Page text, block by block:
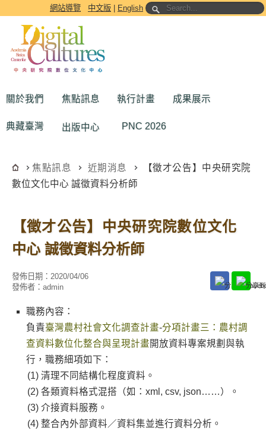
跳到主要內容區塊網站導覽 中文版 English
關於我們 焦點訊息 執行計畫 成果展示
典藏臺灣 出版中心 PNC 2026
焦點訊息 近期消息
【徵才公告】中央研究院
數位文化中心 誠徵資料分析師
【徵才公告】中央研究院數位文化
中心 誠徵資料分析師
發佈日期： 2020/04/06
發佈者： admin
職務內容：
負責臺灣農村社會文化調查計畫-分項計畫三：農村調
查資料數位化整合與呈現計畫開放資料專案規劃與執
行，職務細項如下：
清理不同結構化程度資料。
各類資料格式混搭 （如：xml, csv, json……）。
介接資料服務。
整合內外部資料／資料集並進行資料分析 。